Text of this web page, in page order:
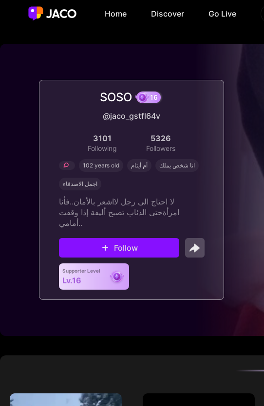
Home Discover Go Live
SOSO
@jaco_gstfl64v
3101
Following
5326
Followers
102 years old أم أيتام انا شخص يملك
اجمل الاصدقاء
لا احتاج الى رجل لااشعر بالأمان..فأنا
امرأةحتى الذئاب تصبح أليفة إذا وقفت
أمامي..
Follow
Supporter Level
Lv.16